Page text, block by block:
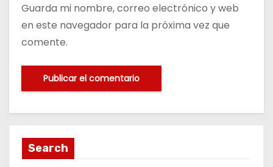
Guarda mi nombre, correo electrónico y web
en este navegador para la próxima vez que
comente.
Search